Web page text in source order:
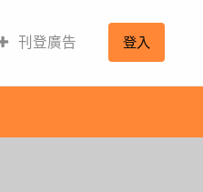
刊登廣告 登入